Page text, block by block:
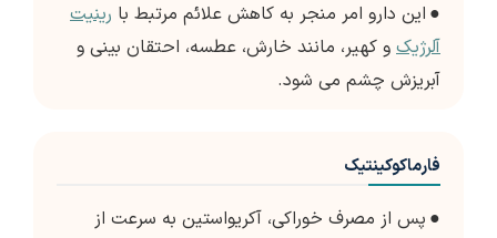
● این دارو امر منجر به کاهش علائم مرتبط با رینیت
آلرژیک و کهیر، مانند خارش، عطسه، احتقان بینی و
آبریزش چشم می شود.
فارماکوکینتیک
● پس از مصرف خوراکی، آکریواستین به سرعت از